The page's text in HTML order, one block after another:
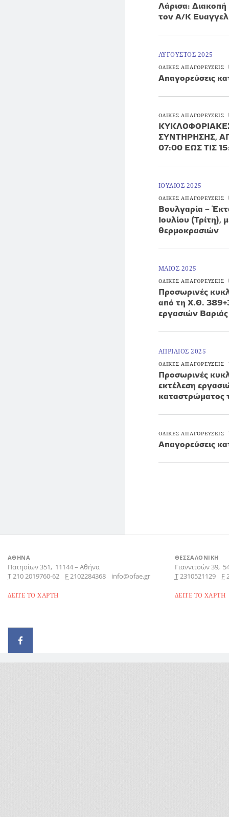
Λάρισα:
τον Α/Κ
ΑΥΓΟΥΣΤΟΣ 2025
ΟΔΙΚΕΣ ΑΠΑΓΟΡΕΥΣΕΙΣ
Απαγορεύσεις
ΟΔΙΚΕΣ ΑΠΑΓΟΡΕΥΣΕΙΣ
ΣΥΝΤΗΡΗΣΗΣ,
07:00 ΕΩΣ ΤΙΣ
ΙΟΥΛΙΟΣ 2025
ΟΔΙΚΕΣ ΑΠΑΓΟΡΕΥΣΕΙΣ
Βουλγαρία –
Ιουλίου
θερμοκρασιών
ΜΑΙΟΣ 2025
ΟΔΙΚΕΣ ΑΠΑΓΟΡΕΥΣΕΙΣ
Προσωρινές
από τη Χ.Θ.
εργασιών
ΑΠΡΙΛΙΟΣ 2025
ΟΔΙΚΕΣ ΑΠΑΓΟΡΕΥΣΕΙΣ
Προσωρινές
εκτέλεση
καταστρώματος
ΟΔΙΚΕΣ ΑΠΑΓΟΡΕΥΣΕΙΣ
Απαγορεύσεις
ΑΘΗΝΑ
Πατησίων 351, 11144– Αθήνα
Τ210 2019760-62 F2102284368 info@ofae.gr
ΔΕΙΤΕ ΤΟ ΧΑΡΤΗ
ΘΕΣΣΑΛΟΝΙΚΗ
Γιαννιτσών 39,
Τ2310521129 F
ΔΕΙΤΕ ΤΟ ΧΑΡΤΗ